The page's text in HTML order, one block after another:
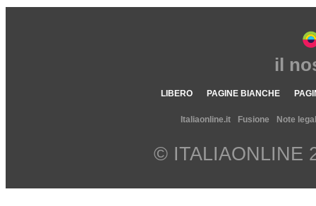
il
LIBERO PAGINE BIANCHE
Italiaonline.it Fusione Note
© ITALIAONLINE